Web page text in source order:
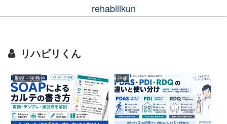
rehabilikun
リハビリくん
制度・実務 評価